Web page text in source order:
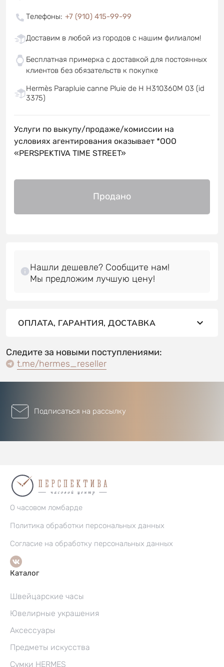
Телефоны: +7 (910) 415-99-99
Доставим в любой из городов с нашим филиалом!
Бесплатная примерка с доставкой для постоянных
клиентов без обязательств к покупке
Hermès Parapluie canne Pluie de H H310360M 03 (id
3375)
Услуги по выкупу/продаже/комиссии на
условиях агентирования оказывает *OOO
«PERSPEKTIVA TIME STREET»
Продано
Нашли дешевле? Сообщите нам!
ОПЛАТА, ГАРАНТИЯ, ДОСТАВКА
Следите за новыми поступлениями:
t.me/hermes_reseller
Подписаться на рассылку
О часовом ломбарде
Политика обработки персональных данных
Согласие на обработку персональных данных
Каталог
Швейцарские часы
Ювелирные украшения
Аксессуары
Предметы искусства
Сумки HERMES